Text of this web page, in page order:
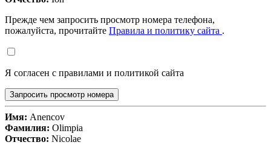
Прежде чем запросить просмотр номера телефона,
пожалуйста, прочитайте Правила и политику сайта .
Я согласен с правилами и политикой сайта
Запросить просмотр номера
Имя: Anencov
Фамилия: Olimpia
Отчество: Nicolae